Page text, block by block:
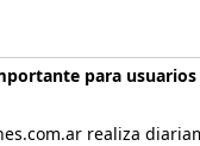
para
realiza